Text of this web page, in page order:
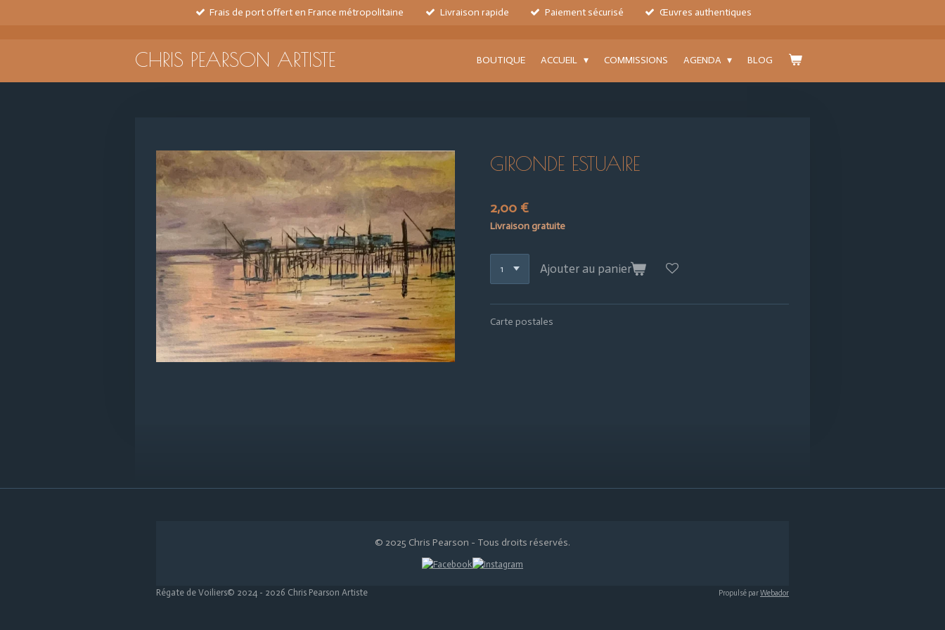
Frais de port offert en France métropolitaine Livraison rapide Paiement sécurisé Œuvres authentiques
CHRIS PEARSON ARTISTE BOUTIQUE ACCUEIL COMMISSIONS AGENDA BLOG
GIRONDE ESTUAIRE
2,00 €
Livraison gratuite
Ajouter au panier
Carte postales
© 2025 Chris Pearson - Tous droits réservés.
Régate de Voiliers© 2024 - 2026 Chris Pearson Artiste Propulsé parWebador